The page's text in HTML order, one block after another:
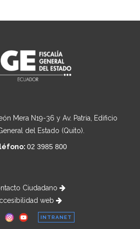
Mera N19-36 y Av. Patria, Edificio
del Estado (Quito).
02 3985 800
Ciudadano
web
INTRANET